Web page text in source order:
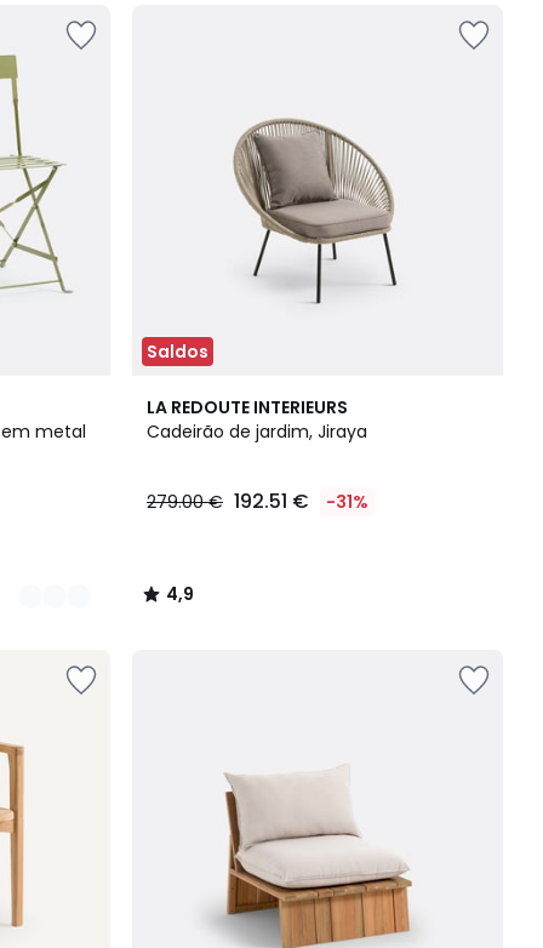
em metal
Saldos
LA REDOUTE INTERIEURS
Cadeirão de jardim, Jiraya
279.00 € 192.51 € -31%
4,9
/ 5
4,9
/